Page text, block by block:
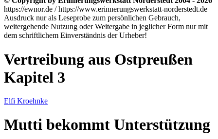
https://ewnor.de / https://www.erinnerungswerkstatt-norderstedt.de
Ausdruck nur als Leseprobe zum persönlichen Gebrauch,
weitergehende Nutzung oder Weitergabe in jeglicher Form nur mit
dem schriftlichem Einverständnis der Urheber!
Vertreibung aus Ostpreußen
Kapitel 3
Elfi Kroehnke
Mutti bekommt Unterstützung